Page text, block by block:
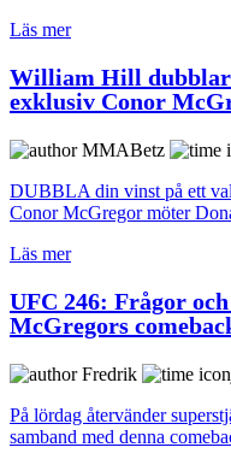
Läs mer
William Hill dubblar
exklusiv Conor
MMABetz
DUBBLA din vinst på ett
Conor McGregor möter
Läs mer
UFC 246: Frågor
McGregors
Fredrik
På lördag återvänder
samband med denna